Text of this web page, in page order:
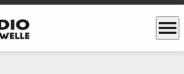
menu